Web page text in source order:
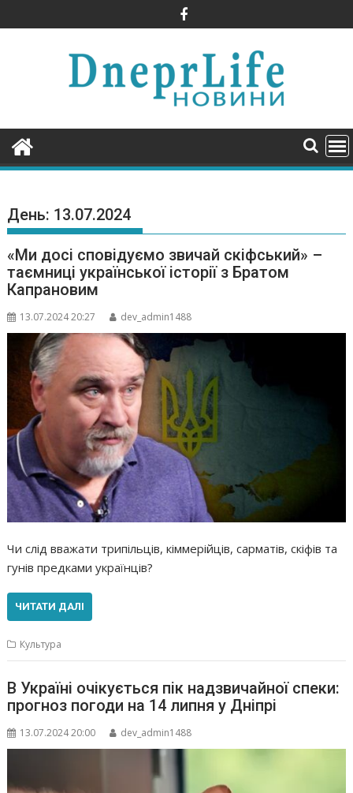
to
День: 13.07.2024
«Ми досі сповідуємо звичай скіфський» –
таємниці української історії з Братом
Капрановим
13.07.2024 20:27 dev_admin1488
Чи слід вважати трипільців, кіммерійців, сарматів, скіфів та
гунів предками українців?
ЧИТАТИ ДАЛІ
Культура
В Україні очікується пік надзвичайної спеки:
прогноз погоди на 14 липня у Дніпрі
13.07.2024 20:00 dev_admin1488